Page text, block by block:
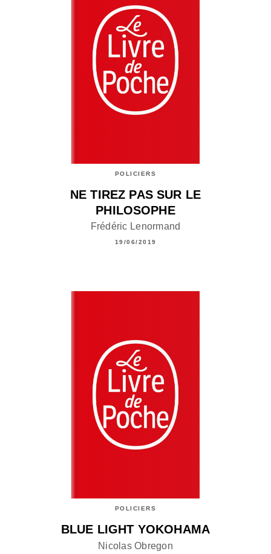
POLICIERS
NE TIREZ PAS SUR LE
PHILOSOPHE
Frédéric Lenormand
19/06/2019
POLICIERS
BLUE LIGHT YOKOHAMA
Nicolas Obregon